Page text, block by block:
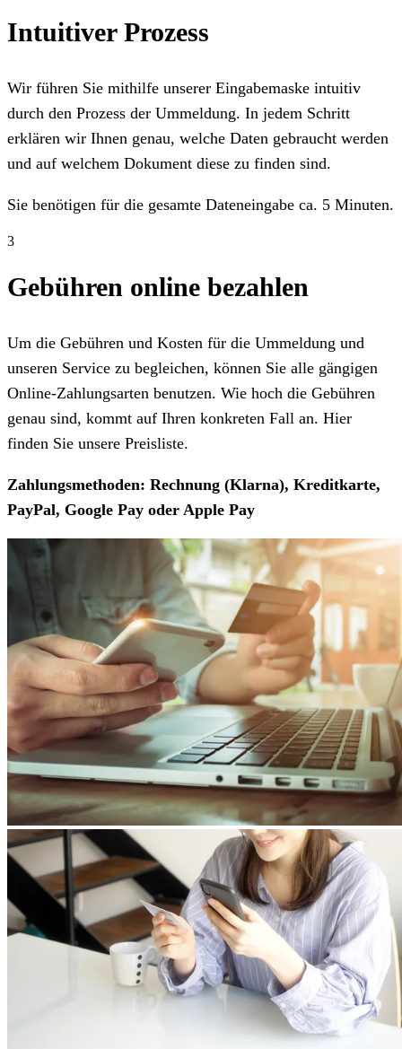
Intuitiver Prozess
Wir führen Sie mithilfe unserer Eingabemaske intuitiv
durch den Prozess der Ummeldung. In jedem Schritt
erklären wir Ihnen genau, welche Daten gebraucht werden
und auf welchem Dokument diese zu finden sind.
Sie benötigen für die gesamte Dateneingabe ca. 5 Minuten.
3
Gebühren online bezahlen
Um die Gebühren und Kosten für die Ummeldung und
unseren Service zu begleichen, können Sie alle gängigen
Online-Zahlungsarten benutzen. Wie hoch die Gebühren
genau sind, kommt auf Ihren konkreten Fall an. Hier
finden Sie unsere Preisliste.
Zahlungsmethoden: Rechnung (Klarna), Kreditkarte,
PayPal, Google Pay oder Apple Pay